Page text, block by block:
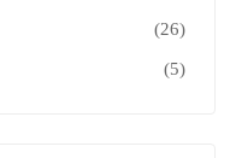
(26)
(5)